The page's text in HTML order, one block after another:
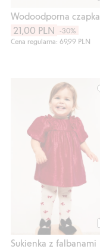
Wodoodporna czapka
21,00 PLN
-30%
Cena regularna: 69,99 PLN
Sukienka z falbanami